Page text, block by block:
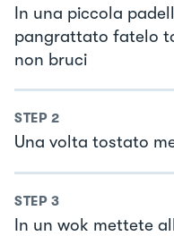
In una piccola
pangrattato fatelo
non bruci
STEP 2
Una volta tostato
STEP 3
In un wok mettete